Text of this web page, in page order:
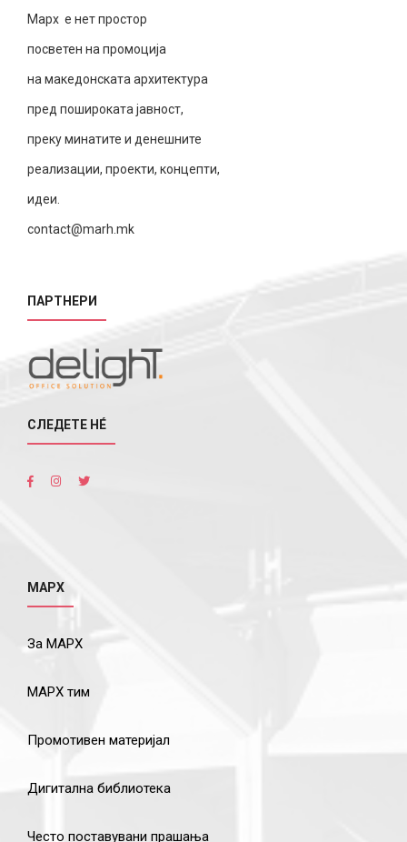
Марх е нет простор
посветен на промоција
на македонската архитектура
пред пошироката јавност,
преку минатите и денешните
реализации, проекти, концепти,
идеи.
contact@marh.mk
ПАРТНЕРИ
СЛЕДЕТЕ НÉ
МАРХ
За МАРХ
МАРХ тим
Промотивен материјал
Дигитална библиотека
Често поставувани прашања